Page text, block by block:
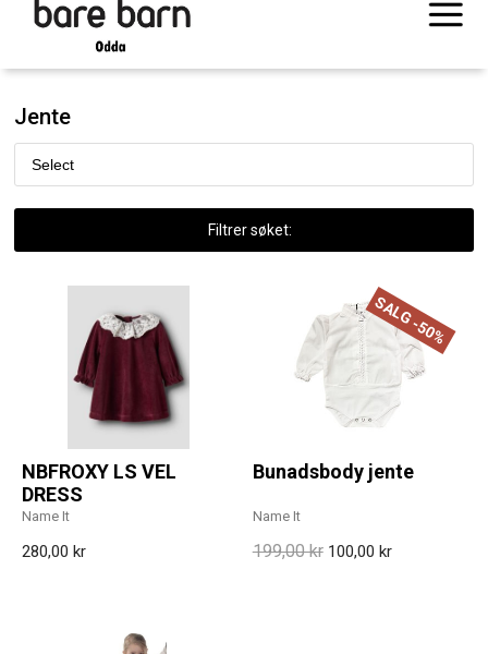
Jente
Filtrer søket:
NBFROXY LS VEL
DRESS
Name It
280,00 kr
Bunadsbody jente
Name It
199,00 kr 100,00 kr
SALG -50%